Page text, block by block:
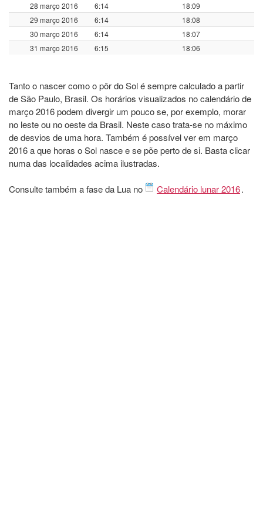
28 março 2016
6:14
18:09
29 março 2016
6:14
18:08
30 março 2016
6:14
18:07
31 março 2016
6:15 18:06
Tanto o nascer como o pôr do Sol é sempre calculado a partir
de São Paulo, Brasil. Os horários visualizados no calendário de
março 2016 podem divergir um pouco se, por exemplo, morar
no leste ou no oeste da Brasil. Neste caso trata-se no máximo
de desvios de uma hora. Também é possível ver em março
2016 a que horas o Sol nasce e se põe perto de si. Basta clicar
numa das localidades acima ilustradas.
Consulte também a fase da Lua no Calendário lunar 2016.